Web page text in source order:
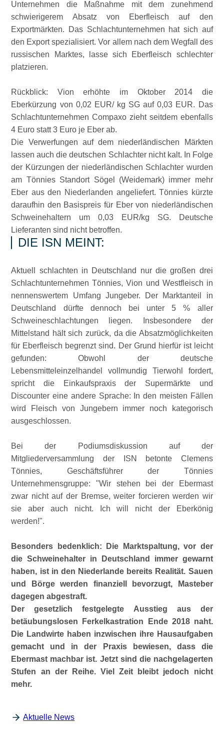
Unternehmen die Maßnahme mit dem zunehmend
schwierigerem Absatz von Eberfleisch auf den
Exportmärkten. Das Schlachtunternehmen hat sich auf
den Export spezialisiert. Vor allem nach dem Wegfall des
russischen Marktes, lasse sich Eberfleisch schlechter
platzieren.
Rückblick: Vion erhöhte im Oktober 2014 die
Eberkürzung von 0,02 EUR/ kg SG auf 0,03 EUR. Das
Schlachtunternehmen Compaxo zieht seitdem ebenfalls
4 Euro statt 3 Euro je Eber ab.
Die Verwerfungen auf dem niederländischen Märkten
lassen auch die deutschen Schlachter nicht kalt. In Folge
der Kürzungen der niederländischen Schlachter wurden
am Tönnies Standort Sögel (Weidemark) immer mehr
Eber aus den Niederlanden angeliefert. Tönnies kürzte
daraufhin den Basispreis für Eber von niederländischen
Schweinehaltern um 0,03 EUR/kg SG. Deutsche
Lieferanten sind nicht betroffen.
DIE ISN MEINT:
Aktuell schlachten in Deutschland nur die großen drei
Schlachtunternehmen Tönnies, Vion und Westfleisch in
nennenswertem Umfang Jungeber. Der Marktanteil in
Deutschland dürfte dennoch bei unter 5 % aller
Schweineschlachtungen liegen. Insbesondere der
Mittelstand hält sich zurück, da die Absatzmöglichkeiten
für Eberfleisch begrenzt sind. Der Grund hierfür ist leicht
gefunden: Obwohl der deutsche
Lebensmitteleinzelhandel vollmundig Tierwohl fordert,
spricht die Einkaufspraxis der Supermärkte und
Discounter eine andere Sprache: In den meisten Fällen
wird Fleisch von Jungebern immer noch kategorisch
ausgeschlossen.
Bei der Podiumsdiskussion auf der
Mitgliederversammlung der ISN betonte Clemens
Tönnies, Geschäftsführer der Tönnies
Unternehmensgruppe: Wir stehen bei der Ebermast
zwar nicht auf der Bremse, weiter forcieren werden wir
sie aber auch nicht. Ich will nicht der Eberkönig
werden! .
Besonders bedenklich: Die Marktspaltung, vor der
die Schweinehalter in Deutschland immer gewarnt
haben, ist in den Niederlande bereits Realität. Sauen
und Börge werden finanziell bevorzugt, Masteber
dagegen abgestraft.
Der gesetzlich festgelegte Ausstieg aus der
betäubungslosen Ferkelkastration Ende 2018 naht.
Die Landwirte haben inzwischen ihre Hausaufgaben
gemacht und in der Praxis bewiesen, dass die
Ebermast machbar ist. Jetzt sind die nachgelagerten
Stufen an der Reihe. Viel Zeit bleibt jedoch nicht
mehr.
Aktuelle News